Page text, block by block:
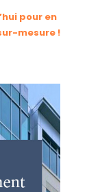
pour en
mesure !